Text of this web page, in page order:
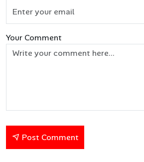
Your Comment
Post Comment